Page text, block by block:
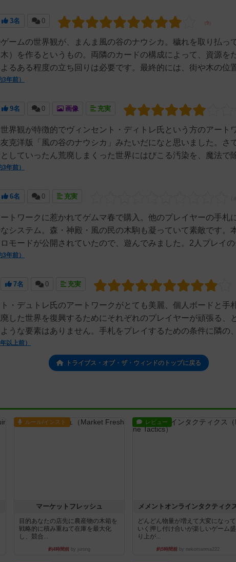
3名 0
ームの世界観が、まんま風の谷のナウシカ。穢れを取り払っ
）を作るというもの。両隣のカードの構成によって、資源を
よるある程度の立ち回りは必要です。最終的には、街や木の位
年前）
9名 0 画像 充実
界観が特徴的でヴィンセント・ディトレ氏という方のアート
克洋版「風の谷のナウシカ」みたいだになと思いました。さ
していったん荒廃しまくった世界にはびこる汚染を、魔法で
年前）
6名 0 充実
トワークに惹かれてゲムマ春で購入。他のプレイヤーの手札
システム。森・神殿・風の民の木駒も凝っていて素敵です。
モードが公開されていたので、遊んでみました。2人プレイ
年前）
7名 0 充実
・デュトレ氏のアートワークがとても美麗、個人ボードと手
廃した世界を復興するためにそれぞれのプレイヤーが頑張る、
うな要素はありません。手札をプレイするための条件に隣の
以上前）
トライブス・オブ・ザ・ウィンドのトップに戻る
ルール/インスト
マーケットフレッシュ
目的あなたの店先に農産物の木箱を
戦略的に積み重ねて在庫を最大化
し、競合...
約4時間前 by jurong
レビュー
メメントオンラインタクティク
どんどん物量が増えて大変になって
いく押し付け合いが楽しいゲーム盛
り上が...
約5時間前by nekomanma222